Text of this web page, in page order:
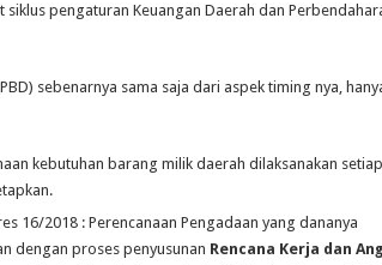
pengaturan Keuangan Daerah dan
sebenarnya sama saja dari aspek timing nya,
kebutuhan barang milik daerah dilaksanakan
16/2018 : Perencanaan Pengadaan yang dananya
dengan proses penyusunan Rencana Kerja dan